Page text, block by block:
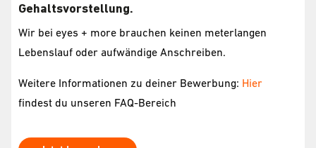
Gehaltsvorstellung.
Wir bei eyes + more brauchen keinen meterlangen
Lebenslauf oder aufwändige Anschreiben.
Weitere Informationen zu deiner Bewerbung: Hier
findest du unseren FAQ-Bereich